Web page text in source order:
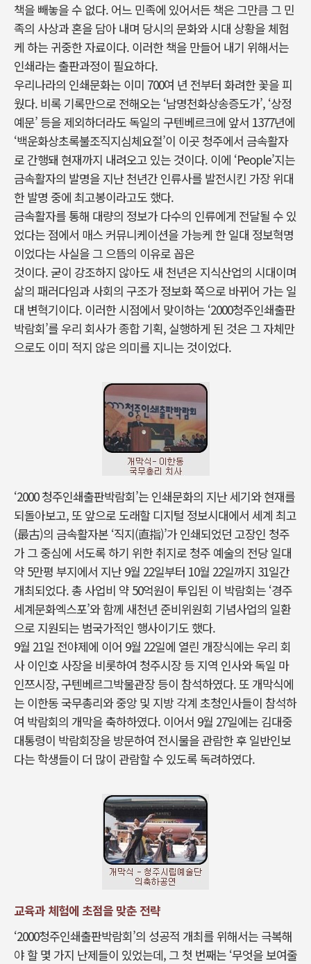
책을 빼놓을 수 없다. 어느 민족에 있어서든 책은 그만큼 그 민
족의 사상과 혼을 담아 내며 당시의 문화와 시대 상황을 체험
케 하는 귀중한 자료이다. 이러한 책을 만들어 내기 위해서는
인쇄라는 출판과정이 필요하다.
우리나라의 인쇄문화는 이미 700여 년 전부터 화려한 꽃을 피
웠다. 비록 기록만으로 전해오는 ‘남명천화상송증도가’, ‘상정
예문’ 등을 제외하더라도 독일의 구텐베르크에 앞서 1377년에
‘백운화상초록불조직지심체요절’이 이곳 청주에서 금속활자
로 간행돼 현재까지 내려오고 있는 것이다. 이에 ‘People’지는
금속활자의 발명을 지난 천년간 인류사를 발전시킨 가장 위대
한 발명 중에 최고봉이라고도 했다.
금속활자를 통해 대량의 정보가 다수의 인류에게 전달될 수 있
었다는 점에서 매스 커뮤니케이션을 가능케 한 일대 정보혁명
이었다는 사실을 그 으뜸의 이유로 꼽은
것이다. 굳이 강조하지 않아도 새 천년은 지식산업의 시대이며
삶의 패러다임과 사회의 구조가 정보화 쪽으로 바뀌어 가는 일
대 변혁기이다. 이러한 시점에서 맞이하는 ‘2000청주인쇄출판
박람회’를 우리 회사가 종합 기획, 실행하게 된 것은 그 자체만
으로도 이미 적지 않은 의미를 지니는 것이었다.
‘2000 청주인쇄출판박람회’는 인쇄문화의 지난 세기와 현재를
되돌아보고, 또 앞으로 도래할 디지털 정보시대에서 세계 최고
(最古)의 금속활자본 ‘직지(直指)’가 인쇄되었던 고장인 청주
가 그 중심에 서도록 하기 위한 취지로 청주 예술의 전당 일대
약 5만평 부지에서 지난 9월 22일부터 10월 22일까지 31일간
개최되었다. 총 사업비 약 50억원이 투입된 이 박람회는 ‘경주
세계문화엑스포’와 함께 새천년 준비위원회 기념사업의 일환
으로 지원되는 범국가적인 행사이기도 했다.
9월 21일 전야제에 이어 9월 22일에 열린 개장식에는 우리 회
사 이인호 사장을 비롯하여 청주시장 등 지역 인사와 독일 마
인쯔시장, 구텐베르그박물관장 등이 참석하였다. 또 개막식에
는 이한동 국무총리와 중앙 및 지방 각계 초청인사들이 참석하
여 박람회의 개막을 축하하였다. 이어서 9월 27일에는 김대중
대통령이 박람회장을 방문하여 전시물을 관람한 후 일반인보
다는 학생들이 더 많이 관람할 수 있도록 독려하였다.
교육과 체험에 초점을 맞춘 전략
‘2000청주인쇄출판박람회’의 성공적 개최를 위해서는 극복해
야 할 몇 가지 난제들이 있었는데, 그 첫 번째는 ‘무엇을 보여줄